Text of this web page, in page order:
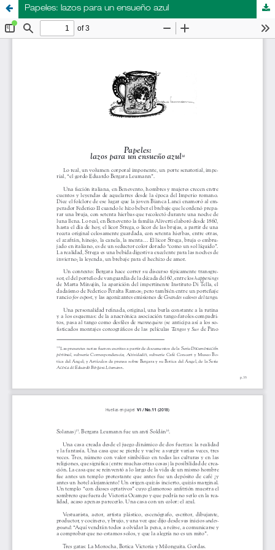
Papeles: lazos para un ensueño azul